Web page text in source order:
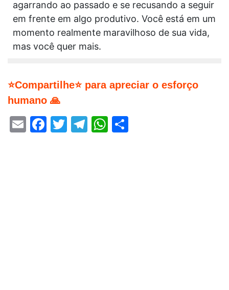
agarrando ao passado e se recusando a seguir
em frente em algo produtivo. Você está em um
momento realmente maravilhoso de sua vida,
mas você quer mais.
⭐Compartilhe⭐ para apreciar o esforço
humano 🙏
EmailFacebook
Twitter
Telegram
WhatsApp